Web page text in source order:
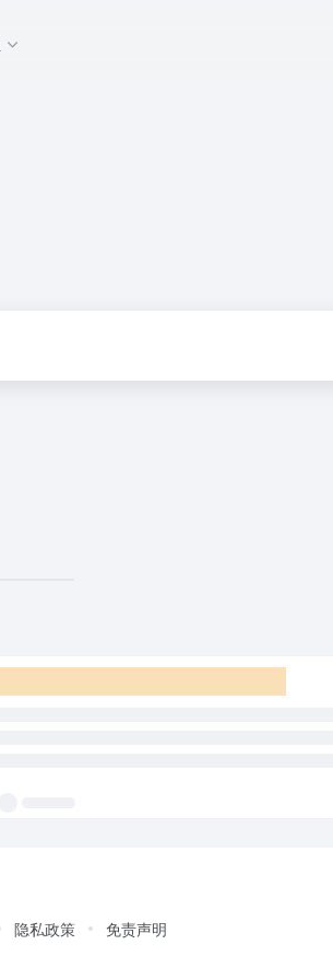
隐私政策 免责声明